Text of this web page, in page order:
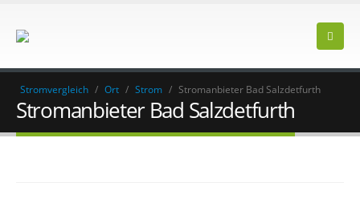
Stromvergleich / Ort / Strom / Stromanbieter Bad Salzdetfurth
Stromanbieter Bad Salzdetfurth